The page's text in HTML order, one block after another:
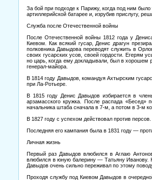
За бой при подходе к Парижу, когда под ним
артиллерийской батарее и, изрубив прислугу,
Служба после Отечественной войны
После Отечественной войны 1812 года у
Киевом. Как всякий гусар, Денис драгун
полковника Давыдова переводят служить в
своих гусарских усов, своей гордости. Егерям
но царь, когда ему докладывали, был в хорошем
генерал-майора.
В 1814 году Давыдов, командуя Ахтырским
при Ла-Ротьере.
В 1815 году Денис Давыдов избирается в
арзамасского кружка. После распада
начальника штаба сначала в 7-м, а потом в 3-м
В 1827 году с успехом действовал против персов.
Последняя его кампания была в 1831 году —
Личная жизнь
Первый раз Давыдов влюбился в Аглаю
влюбился в юную балерину — Татьяну Иванову.
Давыдов очень сильно переживал по этому
Проходя службу под Киевом Давыдов в